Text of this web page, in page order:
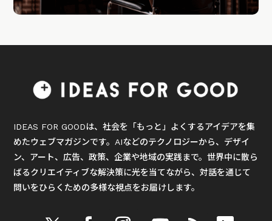
IDEAS FOR GOODは、社会を「もっと」よくするアイデアを集
めたウェブマガジンです。AIなどのテクノロジーから、デザイ
ン、アート、広告、政策、企業や地域の実践まで。世界中に散ら
ばるクリエイティブな解決策に光を当てながら、対話を通じて
問いをひらくための多様な視点をお届けします。